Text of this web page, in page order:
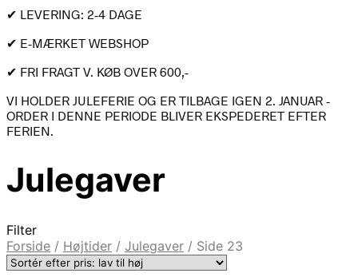
✔ LEVERING: 2-4 DAGE
✔ E-MÆRKET WEBSHOP
✔ FRI FRAGT V. KØB OVER 600,-
VI HOLDER JULEFERIE OG ER TILBAGE IGEN 2. JANUAR -
ORDER I DENNE PERIODE BLIVER EKSPEDERET EFTER
FERIEN.
Julegaver
Filter
Forside / Højtider / Julegaver / Side 23